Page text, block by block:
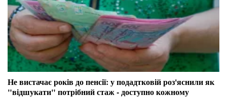
Не вистачає років до пенсії: у подадтковій роз'яснили як
"відшукати" потрібний стаж - доступно кожному